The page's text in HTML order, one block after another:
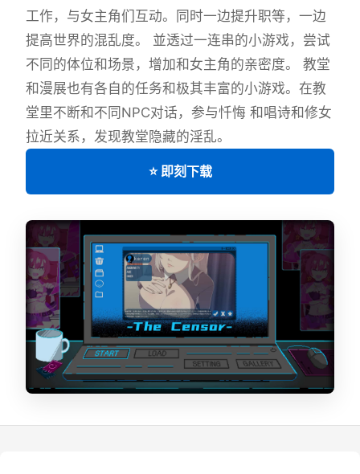
工作，与女主角们互动。同时一边提升职等，一边
提高世界的混乱度。 並透过一连串的小游戏，尝试
不同的体位和场景，增加和女主角的亲密度。 教堂
和漫展也有各自的任务和极其丰富的小游戏。在教
堂里不断和不同NPC对话，参与忏悔 和唱诗和修女
拉近关系，发现教堂隐藏的淫乱。
⭐ 即刻下载